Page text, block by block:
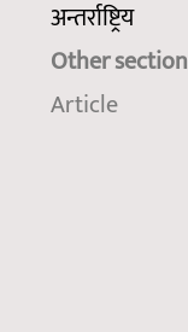
अन्तर्राष्ट्रिय
Other
Article